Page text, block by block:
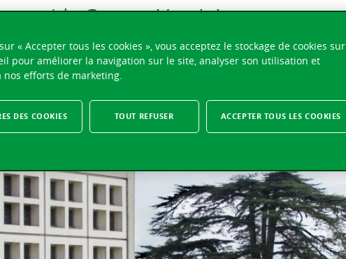
le Groupe Vaudoise
« Accepter tous les cookies », vous acceptez le stockage de cookies sur
pour améliorer la navigation sur le site, analyser son utilisation et
efforts de marketing.
TOUT REFUSER ACCEPTER TOUS LES COOKIES
DES COOKIES